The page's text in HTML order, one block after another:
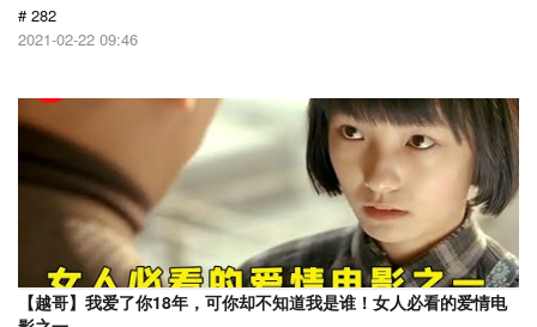
# 282
2021-02-22 09:46
【越哥】我爱了你18年，可你却不知道我是谁！女人必看的爱情电